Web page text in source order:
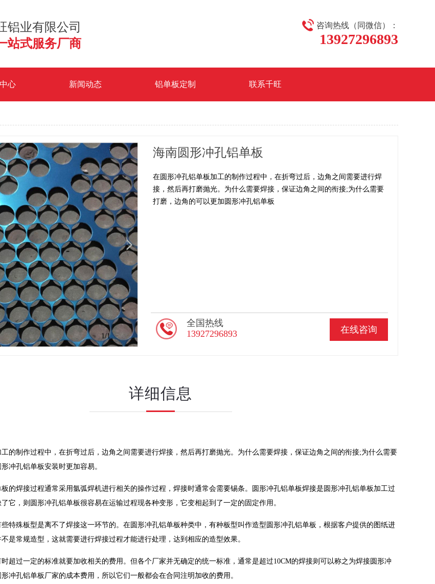
咨询热线（同微信）：
13927296893
铝业有限公司
站式服务厂商
心 新闻动态 铝单板定制 联系千旺
1/1
海南圆形冲孔铝单板
在圆形冲孔铝单板加工的制作过程中，在折弯过后，边角之间需要进行焊
接，然后再打磨抛光。为什么需要焊接，保证边角之间的衔接;为什么需要
打磨，边角的可以更加圆形冲孔铝单板
在线咨询
全国热线
13927296893
详细信息
制作过程中，在折弯过后，边角之间需要进行焊接，然后再打磨抛光。为什么需要焊接，保证边角之间的衔接;为什么需要
冲孔铝单板安装时更加容易。
焊接过程通常采用氩弧焊机进行相关的操作过程，焊接时通常会需要锡条。圆形冲孔铝单板焊接是圆形冲孔铝单板加工过
它，则圆形冲孔铝单板很容易在运输过程现各种变形，它变相起到了一定的固定作用。
殊板型是离不了焊接这一环节的。在圆形冲孔铝单板种类中，有种板型叫作造型圆形冲孔铝单板，根据客户提供的图纸进
是常规造型，这就需要进行焊接过程才能进行处理，达到相应的造型效果。
过一定的标准就要加收相关的费用。但各个厂家并无确定的统一标准，通常是超过10CM的焊接则可以称之为焊接圆形冲
冲孔铝单板厂家的成本费用，所以它们一般都会在合同注明加收的费用。